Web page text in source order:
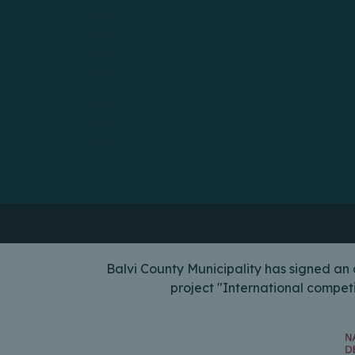
Balvi County Municipality has signed
project "International